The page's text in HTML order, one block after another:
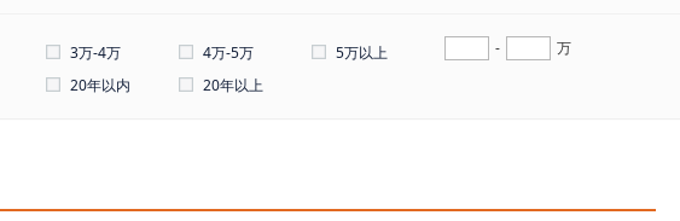
3万-4万 4万-5万 5万以上 -
万
20年以内 20年以上